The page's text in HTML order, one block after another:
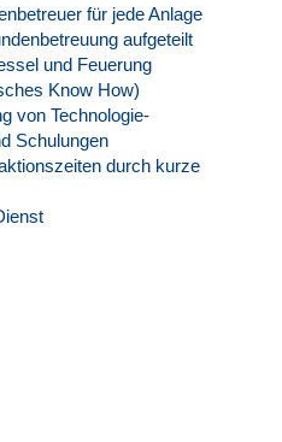
für jede Anlage
aufgeteilt
und Feuerung
Know How)
von Technologie-
Schulungen
durch kurze